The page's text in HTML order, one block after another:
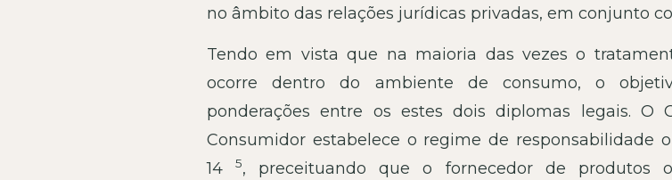
no âmbito das relações jurídicas privadas, em conjunto
Tendo em vista que na maioria das vezes o
ocorre dentro do ambiente de consumo, o
ponderações entre os estes dois diplomas legais. O
Consumidor estabelece o regime de responsabilidade
145, preceituando que o fornecedor de produtos